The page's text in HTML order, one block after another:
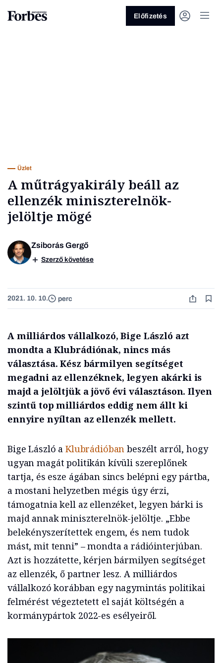
Előfizetés
Üzlet
A műtrágyakirály beáll az
ellenzék miniszterelnök-
jelöltje mögé
Zsiborás Gergő
Szerző követése
2021. 10. 10. perc
A milliárdos vállalkozó, Bige László azt
mondta a Klubrádiónak, nincs más
választása. Kész bármilyen segítséget
megadni az ellenzéknek, legyen akárki is
majd a jelöltjük a jövő évi választáson. Ilyen
szintű top milliárdos eddig nem állt ki
ennyire nyíltan az ellenzék mellett.
Bige László a Klubrádióban beszélt arról, hogy
ugyan magát politikán kívüli szereplőnek
tartja, és esze ágában sincs belépni egy pártba,
a mostani helyzetben mégis úgy érzi,
támogatnia kell az ellenzéket, legyen bárki is
majd annak miniszterelnök-jelöltje. „Ebbe
belekényszerítettek engem, és nem tudok
mást, mit tenni” – mondta a rádióinterjúban.
Azt is hozzátette, kérjen bármilyen segítséget
az ellenzék, ő partner lesz. A milliárdos
vállalkozó korábban egy nagymintás politikai
felmérést végeztetett el saját költségén a
kormánypártok 2022-es esélyeiről.